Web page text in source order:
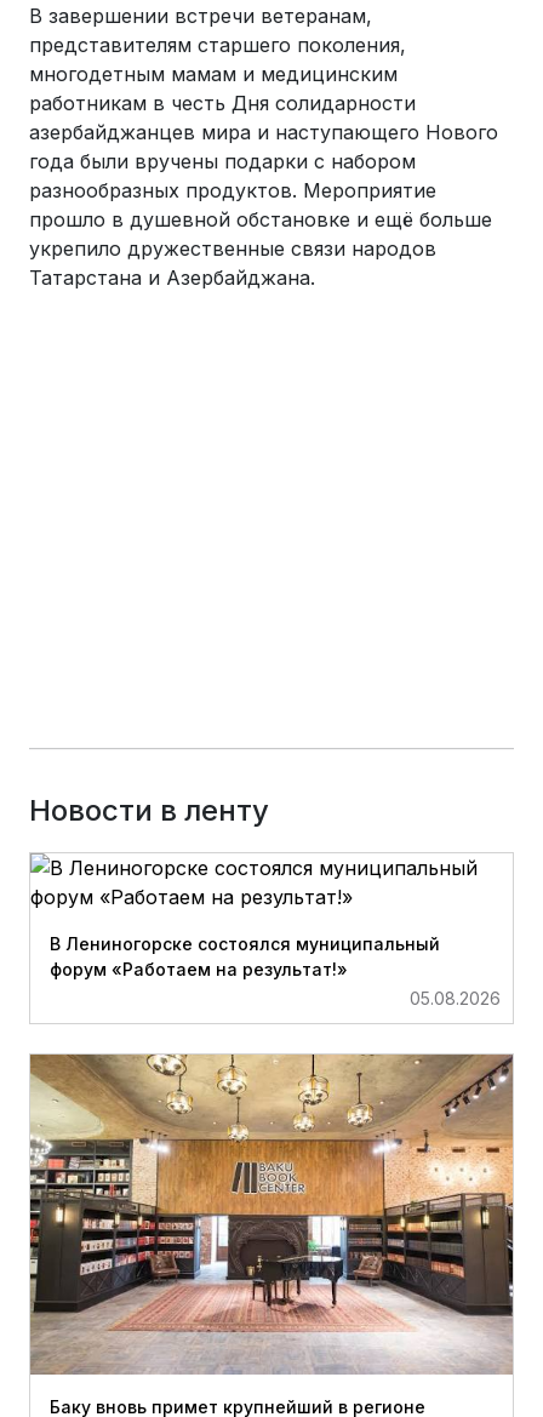
В завершении встречи ветеранам,
представителям старшего поколения,
многодетным мамам и медицинским
работникам в честь Дня солидарности
азербайджанцев мира и наступающего Нового
года были вручены подарки с набором
разнообразных продуктов. Мероприятие
прошло в душевной обстановке и ещё больше
укрепило дружественные связи народов
Татарстана и Азербайджана.
Новости в ленту
В Лениногорске состоялся муниципальный
форум «Работаем на результат!»
05.08.2026
Баку вновь примет крупнейший в регионе